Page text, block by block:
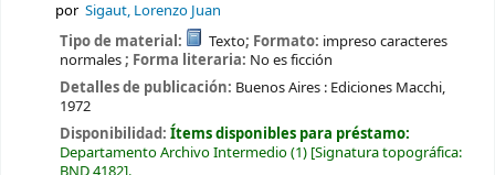
por Sigaut, Lorenzo Juan
Tipo de material: Texto; Formato: impreso caracteres
normales; Forma literaria: No es ficción
Detalles de publicación: Buenos Aires : Ediciones Macchi,
1972
Disponibilidad: Ítems disponibles para préstamo:
Departamento Archivo Intermedio(1) Signatura topográfica:
BND 4182 .